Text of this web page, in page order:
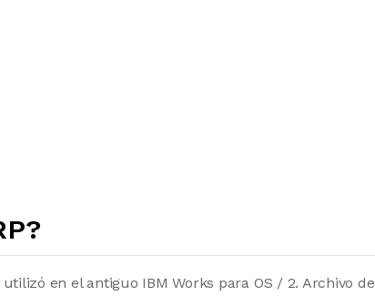
en el antiguo IBM Works para OS / 2. Archivo de